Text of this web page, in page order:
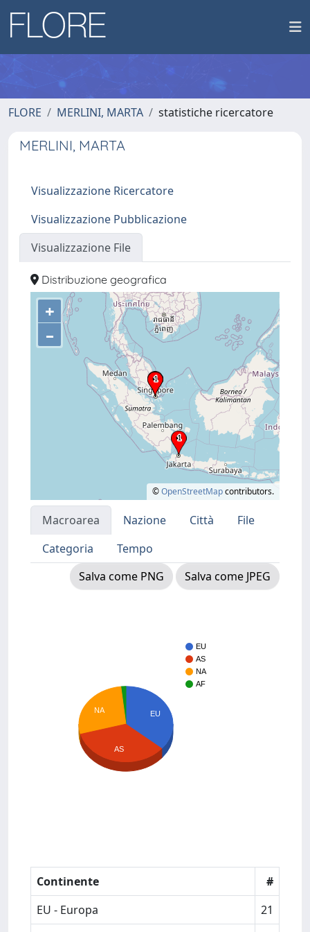
FLORE MERLINI, MARTA statistiche ricercatore
MERLINI, MARTA
Visualizzazione Ricercatore
Visualizzazione Pubblicazione
Visualizzazione File
Distribuzione geografica
+
–
©OpenStreetMapcontributors.
Macroarea Nazione Città
File
Categoria
Tempo
Salva come PNG
Salva come JPEG
EU
AS
NA
AF
EU
NA
AS
Continente
#
EU - Europa
21